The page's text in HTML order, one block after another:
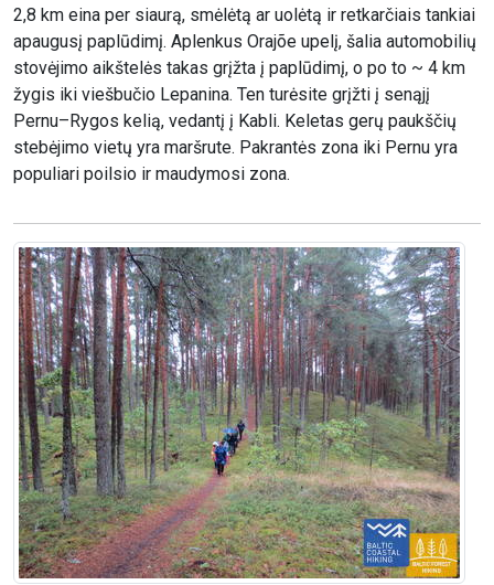
2,8 km eina per siaurą, smėlėtą ar uolėtą ir retkarčiais tankiai
apaugusį paplūdimį. Aplenkus Orajõe upelį, šalia automobilių
stovėjimo aikštelės takas grįžta į paplūdimį, o po to ~ 4 km
žygis iki viešbučio Lepanina. Ten turėsite grįžti į senąjį
Pernu–Rygos kelią, vedantį į Kabli. Keletas gerų paukščių
stebėjimo vietų yra maršrute. Pakrantės zona iki Pernu yra
populiari poilsio ir maudymosi zona.